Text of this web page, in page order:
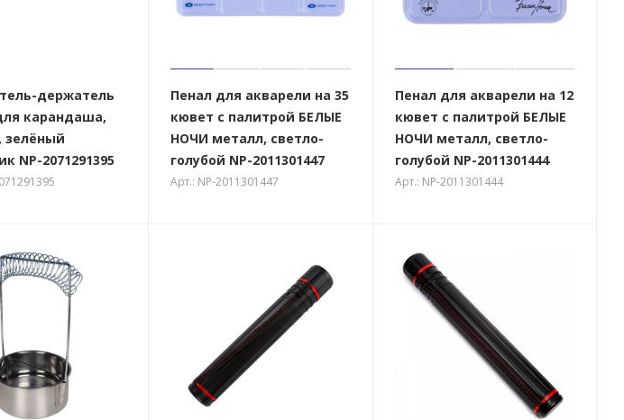
держатель
карандаша,
зелёный
NP-2071291395
Пенал для акварели на 35
кювет с палитрой БЕЛЫЕ
НОЧИ металл, светло-
голубой NP-2011301447
Арт.: NP-2011301447
Пенал для акварели на 12
кювет с палитрой БЕЛЫЕ
НОЧИ металл, светло-
голубой NP-2011301444
Арт.: NP-2011301444